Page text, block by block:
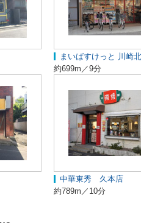
まいばすけっと 川崎
約699m／9分
中華東秀 久本店
約789m／10分